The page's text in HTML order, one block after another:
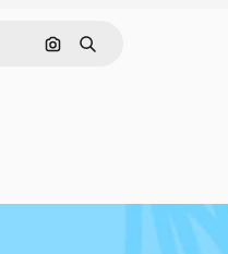
Поиск по изображению
Поиск